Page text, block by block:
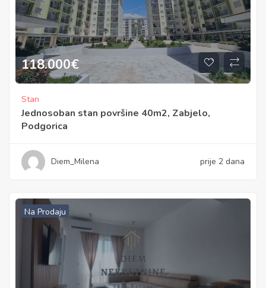
118.000€
Stan
Jednosoban stan površine 40m2, Zabjelo,
Podgorica
Diem_Milena prije 2 dana
Na Prodaju